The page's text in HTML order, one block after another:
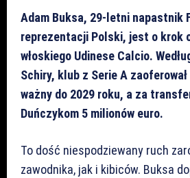
Adam Buksa, 29-letni napastnik
reprezentacji Polski, jest o krok
włoskiego Udinese Calcio.
Schiry, klub z Serie A
ważny do 2029 roku, a za
Duńczykom 5 milionów euro.
To dość niespodziewany ruch
zawodnika, jak i kibiców. Buksa